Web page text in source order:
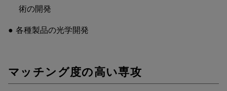
術の開発
各種製品の光学開発
マッチング度の高い専攻